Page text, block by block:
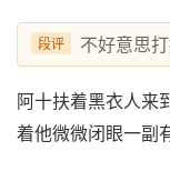
段评 不好意思
阿十扶着黑衣人来
着他微微闭眼一副